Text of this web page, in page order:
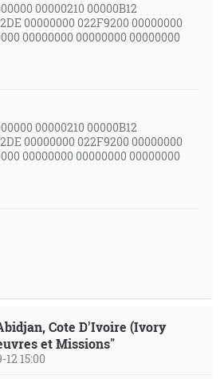
00000210 00000B12
00000000 022F9200 00000000
00000000 00000000 00000000
00000210 00000B12
00000000 022F9200 00000000
00000000 00000000 00000000
Cote D'Ivoire (Ivory
et Missions"
15:00